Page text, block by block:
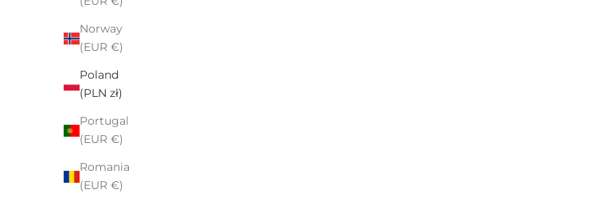
Norway
(EUR €)
Poland
(PLN zł)
Portugal
(EUR €)
Romania
(EUR €)